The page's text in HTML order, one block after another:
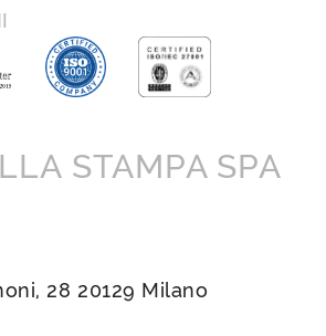
STAMPA SPA
28 20129 Milano